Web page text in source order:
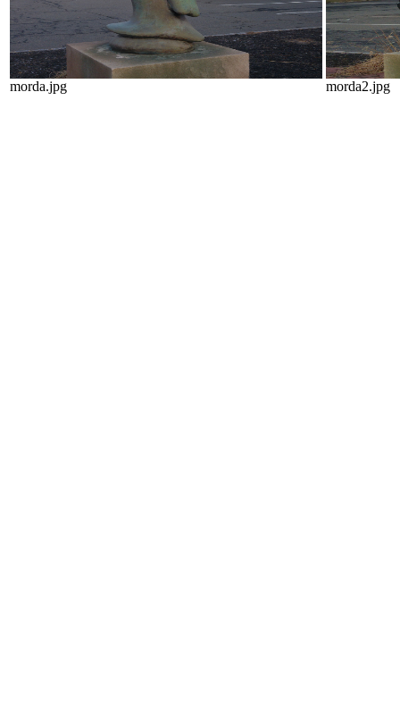
morda.jpg morda2.jpg